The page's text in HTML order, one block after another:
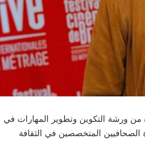
ورشة التكوين وتطوير المهارات في
لفائدة الصحافيين المتخصصين في الثقافة